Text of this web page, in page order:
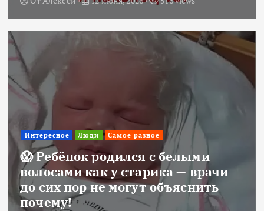
Интересное Люди Самое разное
😱 Ребёнок родился с белыми
волосами как у старика — врачи
до сих пор не могут объяснить
почему!